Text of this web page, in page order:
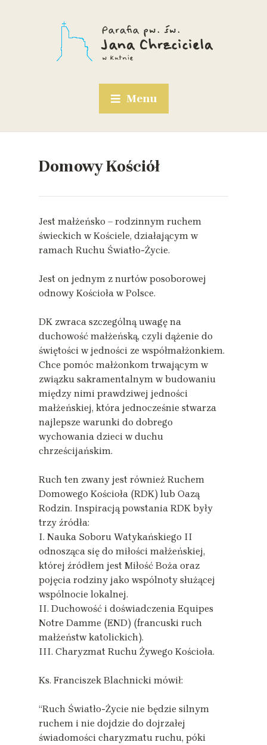
Menu
Domowy Kościół
Jest małżeńsko – rodzinnym ruchem
świeckich w Kościele, działającym w
ramach Ruchu Światło-Życie.
Jest on jednym z nurtów posoborowej
odnowy Kościoła w Polsce.
DK zwraca szczególną uwagę na
duchowość małżeńską, czyli dążenie do
świętości w jedności ze współmałżonkiem.
Chce pomóc małżonkom trwającym w
związku sakramentalnym w budowaniu
między nimi prawdziwej jedności
małżeńskiej, która jednocześnie stwarza
najlepsze warunki do dobrego
wychowania dzieci w duchu
chrześcijańskim.
Ruch ten zwany jest również Ruchem
Domowego Kościoła (RDK) lub Oazą
Rodzin. Inspiracją powstania RDK były
trzy źródła:
I. Nauka Soboru Watykańskiego II
odnosząca się do miłości małżeńskiej,
której źródłem jest Miłość Boża oraz
pojęcia rodziny jako wspólnoty służącej
wspólnocie lokalnej.
II. Duchowość i doświadczenia Equipes
Notre Damme (END) (francuski ruch
małżeństw katolickich).
III. Charyzmat Ruchu Żywego Kościoła.
Ks. Franciszek Blachnicki mówił:
“Ruch Światło-Życie nie będzie silnym
ruchem i nie dojdzie do dojrzałej
świadomości charyzmatu ruchu, póki